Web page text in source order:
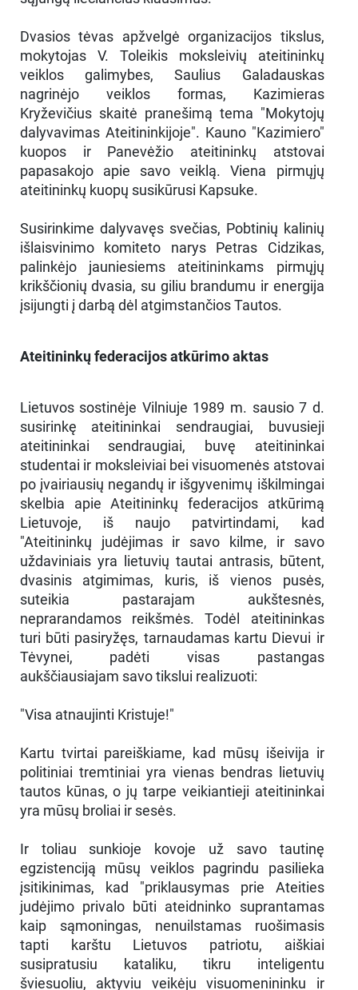
Dvasios tėvas apžvelgė organizacijos tikslus,
mokytojas V. Toleikis moksleivių ateitininkų
veiklos galimybes, Saulius Galadauskas
nagrinėjo veiklos formas, Kazimieras
Kryževičius skaitė pranešimą tema "Mokytojų
dalyvavimas Ateitininkijoje". Kauno "Kazimiero"
kuopos ir Panevėžio ateitininkų atstovai
papasakojo apie savo veiklą. Viena pirmųjų
ateitininkų kuopų susikūrusi Kapsuke.
Susirinkime dalyvavęs svečias, Pobtinių kalinių
išlaisvinimo komiteto narys Petras Cidzikas,
palinkėjo jauniesiems ateitininkams pirmųjų
krikščionių dvasia, su giliu brandumu ir energija
įsijungti į darbą dėl atgimstančios Tautos.
Ateitininkų federacijos atkūrimo aktas
Lietuvos sostinėje Vilniuje 1989 m. sausio 7 d.
susirinkę ateitininkai sendraugiai, buvusieji
ateitininkai sendraugiai, buvę ateitininkai
studentai ir moksleiviai bei visuomenės atstovai
po įvairiausių negandų ir išgyvenimų iškilmingai
skelbia apie Ateitininkų federacijos atkūrimą
Lietuvoje, iš naujo patvirtindami, kad
"Ateitininkų judėjimas ir savo kilme, ir savo
uždaviniais yra lietuvių tautai antrasis, būtent,
dvasinis atgimimas, kuris, iš vienos pusės,
suteikia pastarajam aukštesnės,
neprarandamos reikšmės. Todėl ateitininkas
turi būti pasiryžęs, tarnaudamas kartu Dievui ir
Tėvynei, padėti visas pastangas
aukščiausiajam savo tikslui realizuoti:
"Visa atnaujinti Kristuje!"
Kartu tvirtai pareiškiame, kad mūsų išeivija ir
politiniai tremtiniai yra vienas bendras lietuvių
tautos kūnas, o jų tarpe veikiantieji ateitininkai
yra mūsų broliai ir sesės.
Ir toliau sunkioje kovoje už savo tautinę
egzistenciją mūsų veiklos pagrindu pasilieka
įsitikinimas, kad "priklausymas prie Ateities
judėjimo privalo būti ateidninko suprantamas
kaip sąmoningas, nenuilstamas ruošimasis
tapti karštu Lietuvos patriotu, aiškiai
susipratusiu kataliku, tikru inteligentu
šviesuoliu, aktyviu veikėju visuomenininku ir